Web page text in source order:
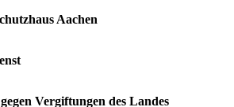
Aachen
Vergiftungen des Landes